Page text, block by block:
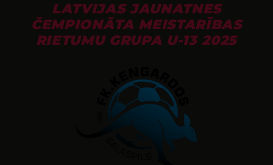
LATVIJAS JAUNATNES
ČEMPIONĀTA MEISTARĪBAS
RIETUMU GRUPA U-13 2025